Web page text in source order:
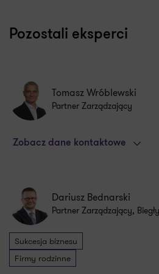
Pozostali eksperci
Tomasz Wróblewski
Partner Zarządzający
Zobacz dane kontaktowe
Dariusz Bednarski
Partner Zarządzający,
Sukcesja biznesu
Firmy rodzinne